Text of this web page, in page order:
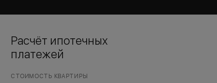
Расчёт ипотечных
платежей
СТОИМОСТЬ КВАРТИРЫ